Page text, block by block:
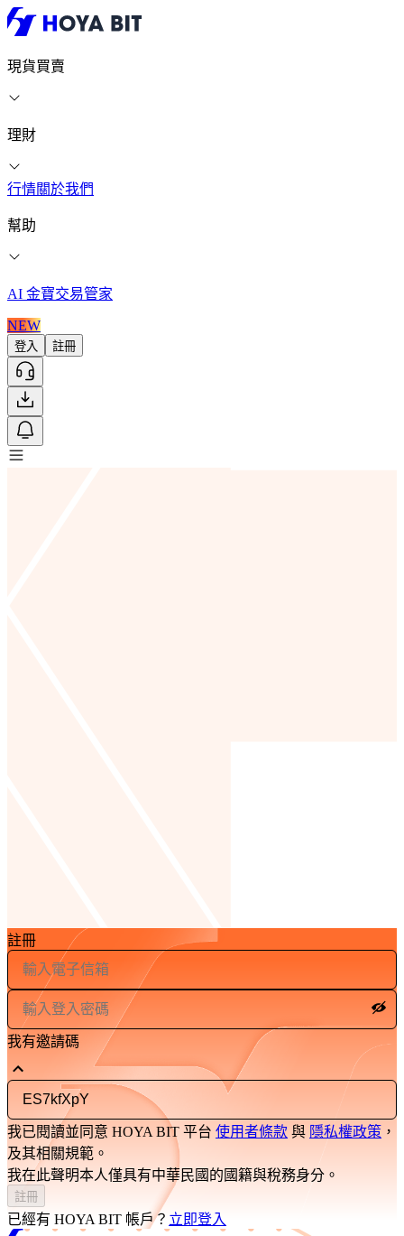
現貨買賣
理財
行情關於我們
幫助
AI 金寶交易管家
NEW
登入 註冊
註冊
我有邀請碼
我已閱讀並同意 HOYA BIT 平台 使用者條款 與 隱私權政策 ，
及其相關規範。
我在此聲明本人僅具有中華民國的國籍與稅務身分。
註冊
已經有 HOYA BIT 帳戶？ 立即登入